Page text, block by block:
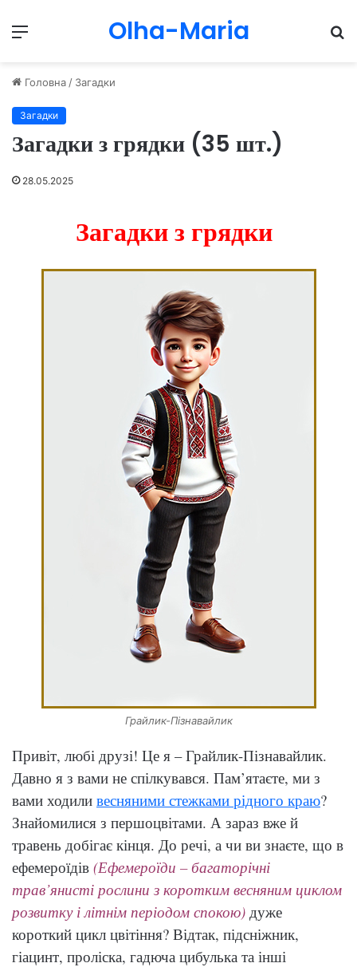
Menu Olha-Maria
Головна / Загадки
Загадки
Загадки з грядки (35 шт.)
28.05.2025
Загадки з грядки
Грайлик-Пізнавайлик
Привіт, любі друзі! Це я – Грайлик-Пізнавайлик.
Давно я з вами не спілкувався. Пам’ятаєте, ми з
вами ходили весняними стежками рідного краю?
Знайомилися з першоцвітами. А зараз вже й
травень добігає кінця. До речі, а чи ви знаєте, що в
ефемероїдів (Ефемероїди – багаторічні
трав’янисті рослини з коротким весняним циклом
розвитку і літнім періодом спокою) дуже
короткий цикл цвітіння? Відтак, підсніжник,
гіацинт, проліска, гадюча цибулька та інші